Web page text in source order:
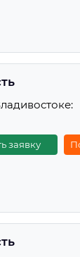
заявку